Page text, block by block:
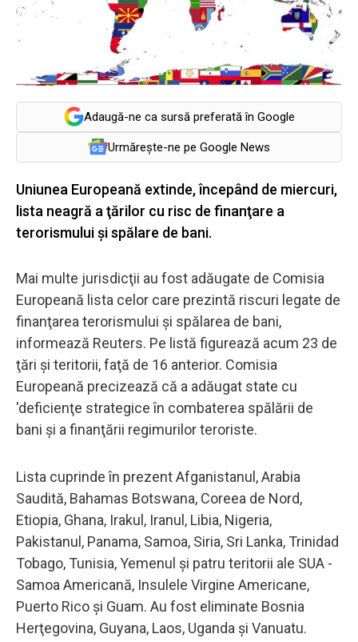
Adaugă-ne ca sursă preferată în Google
Urmărește-ne pe Google News
Uniunea Europeană extinde, începând de miercuri,
lista neagră a ţărilor cu risc de finanţare a
terorismului şi spălare de bani.
Mai multe jurisdicţii au fost adăugate de Comisia
Europeană lista celor care prezintă riscuri legate de
finanţarea terorismului şi spălarea de bani,
informează Reuters. Pe listă figurează acum 23 de
ţări şi teritorii, faţă de 16 anterior. Comisia
Europeană precizează că a adăugat state cu
'deficienţe strategice în combaterea spălării de
bani şi a finanţării regimurilor teroriste.
Lista cuprinde în prezent Afganistanul, Arabia
Saudită, Bahamas Botswana, Coreea de Nord,
Etiopia, Ghana, Irakul, Iranul, Libia, Nigeria,
Pakistanul, Panama, Samoa, Siria, Sri Lanka, Trinidad
Tobago, Tunisia, Yemenul şi patru teritorii ale SUA -
Samoa Americană, Insulele Virgine Americane,
Puerto Rico şi Guam. Au fost eliminate Bosnia
Herţegovina, Guyana, Laos, Uganda şi Vanuatu.